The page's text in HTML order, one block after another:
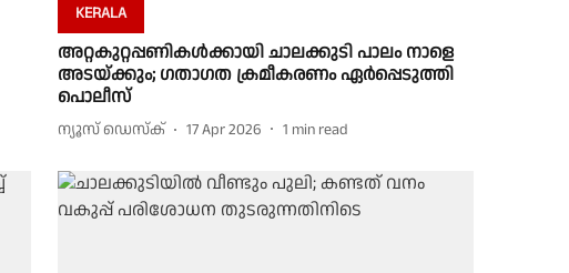
KERALA
അറ്റകുറ്റപ്പണികൾക്കായി ചാലക്കുടി പാലം നാളെ
അടയ്ക്കും; ഗതാഗത ക്രമീകരണം ഏർപ്പെടുത്തി
പൊലീസ്
ന്യൂസ് ഡെസ്ക് 17 Apr 2026 1 min read